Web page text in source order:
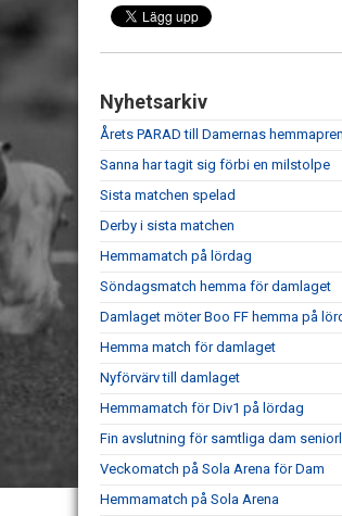
Nyhetsarkiv
Årets PARAD till Damernas
Sanna har tagit sig förbi en milstolpe
Sista matchen spelad
Derby i sista matchen
Hemmamatch på lördag
Söndagsmatch hemma för damlaget
Damlaget möter Boo FF hemma på
Hemma match för damlaget
Nyförvärv till damlaget
Hemmamatch för Div1 på lördag
Fin avslutning för samtliga dam
Veckomatch på Sola Arena för Dam
Hemmamatch på Sola Arena